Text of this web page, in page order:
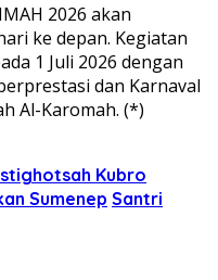
2026 akan
ke depan. Kegiatan
1 Juli 2026 dengan
dan Karnaval
Al-Karomah. (*)
Kubro
Sumenep Santri